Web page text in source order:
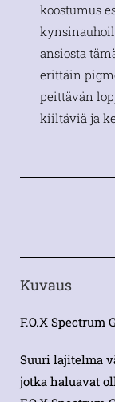
koostumus
ansiosta
erittäin
peittävän
kiiltäviä ja
Kuvaus
F.O.X Spectrum
Suuri lajitelma
jotka haluavat